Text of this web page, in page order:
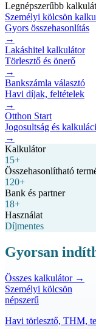
Legnépszerűbb
Személyi kölcsön
Gyors összehasonlítás
→
Lakáshitel kalkulátor
Törlesztő és önerő
→
Bankszámla választó
Havi díjak, feltételek
→
Otthon Start
Jogosultság és
→
Kalkulátor
15+
Összehasonlítható
120+
Bank és partner
18+
Használat
Díjmentes
Gyorsan
Összes kalkulátor →
Személyi kölcsön
népszerű
Havi törlesztő, THM,